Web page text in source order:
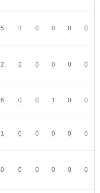
5 3 0 0 0 0
2 2 0 0 0 0
6 0 0 1 0 0
1 0 0 0 0 0
0 0 0 0 0 0